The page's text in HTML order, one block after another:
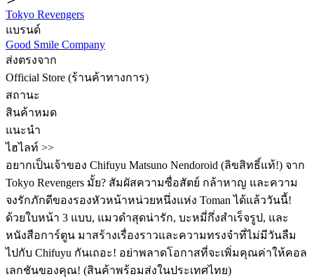
Tokyo Revengers
แบรนด์
Good Smile Company
ส่งตรงจาก
Official Store (ร้านค้าทางการ)
สถานะ
สินค้าหมด
แนะนำ
ไฮไลท์ >>
อยากเป็นเจ้าของ Chifuyu Matsuno Nendoroid (ลิขสิทธิ์แท้!) จาก
Tokyo Revengers มั้ย? สัมผัสความซื่อสัตย์ กล้าหาญ และความ
จงรักภักดีของรองหัวหน้าหน่วยหนึ่งแห่ง Toman ได้แล้ววันนี้!
ด้วยใบหน้า 3 แบบ, แมวดำสุดน่ารัก, บะหมี่กึ่งสำเร็จรูป, และ
หนังสือการ์ตูน มาสร้างเรื่องราวและความทรงจำที่ไม่มีวันลืม
ไปกับ Chifuyu กันเถอะ! อย่าพลาดโอกาสที่จะเพิ่มคุณค่าให้คอล
เลกชันของคุณ! (สินค้าพร้อมส่งในประเทศไทย)